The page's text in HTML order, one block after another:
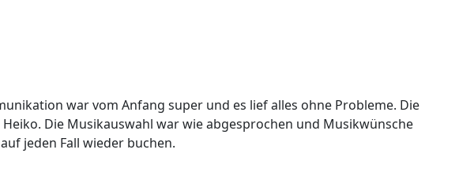
war vom Anfang super und es lief alles ohne Probleme. Die
Die Musikauswahl war wie abgesprochen und Musikwünsche
jeden Fall wieder buchen.